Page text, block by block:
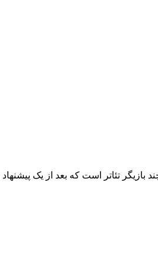
بازیگر تئاتر است که بعد از یک